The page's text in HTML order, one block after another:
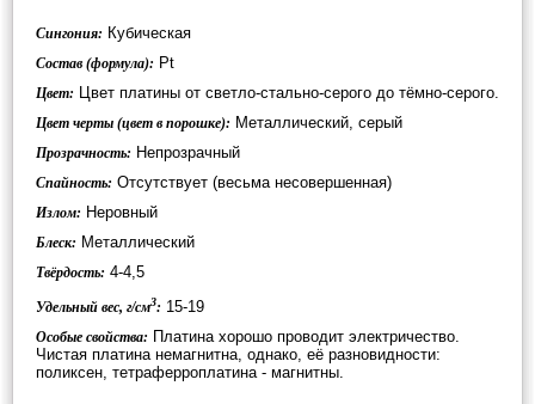
Сингония: Кубическая
Состав (формула): Pt
Цвет: Цвет платины от светло-стально-серого до тёмно-серого.
Цвет черты (цвет в порошке): Металлический, серый
Прозрачность: Непрозрачный
Спайность: Отсутствует (весьма несовершенная)
Излом: Неровный
Блеск: Металлический
Твёрдость: 4-4,5
Удельный вес, г/см3: 15-19
Особые свойства: Платина хорошо проводит электричество.
Чистая платина немагнитна, однако, её разновидности:
поликсен, тетраферроплатина - магнитны.